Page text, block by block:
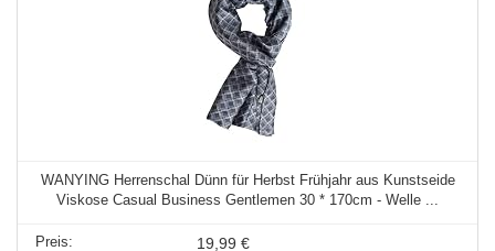
WANYING Herrenschal Dünn für Herbst Frühjahr aus Kunstseide
Viskose Casual Business Gentlemen 30 * 170cm - Welle ...
19,99 €